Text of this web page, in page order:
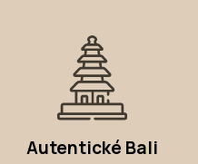
Autentické Bali